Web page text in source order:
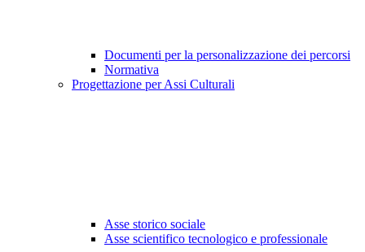
Documenti per la personalizzazione dei percorsi
Normativa
Progettazione per Assi Culturali
Asse storico sociale
Asse scientifico tecnologico e professionale